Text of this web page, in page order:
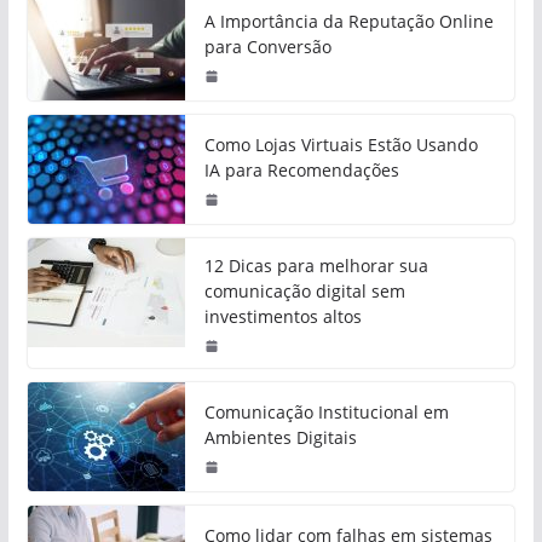
A Importância da Reputação Online
para Conversão
Como Lojas Virtuais Estão Usando
IA para Recomendações
12 Dicas para melhorar sua
comunicação digital sem
investimentos altos
Comunicação Institucional em
Ambientes Digitais
Como lidar com falhas em sistemas